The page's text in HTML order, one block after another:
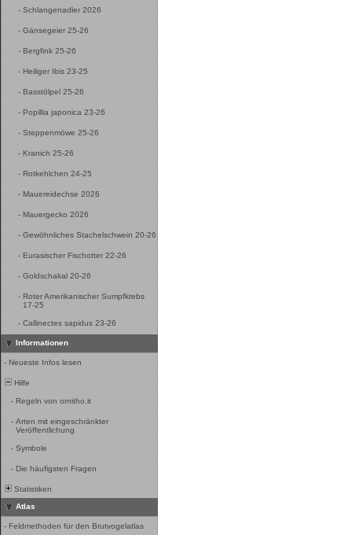
- Schlangenadler 2026
- Gänsegeier 25-26
- Bergfink 25-26
- Heiliger Ibis 23-25
- Basstölpel 25-26
- Popillia japonica 23-26
- Steppenmöwe 25-26
- Kranich 25-26
- Rotkehlchen 24-25
- Mauereidechse 2026
- Mauergecko 2026
- Gewöhnliches Stachelschwein 20-26
- Eurasischer Fischotter 22-26
- Goldschakal 20-26
- Roter Amerikanischer Sumpfkrebs
17-25
- Callinectes sapidus 23-26
Informationen
- Neueste Infos lesen
Hilfe
- Regeln von ornitho.it
- Arten mit eingeschränkter
Veröffentlichung
- Symbole
- Die häufigsten Fragen
Statistiken
Atlas
- Feldmethoden für den Brutvogelatlas